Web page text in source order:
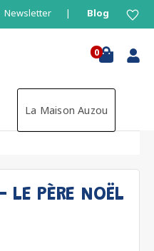
Newsletter Blog
0
La Maison Auzou
PÈRE NOËL